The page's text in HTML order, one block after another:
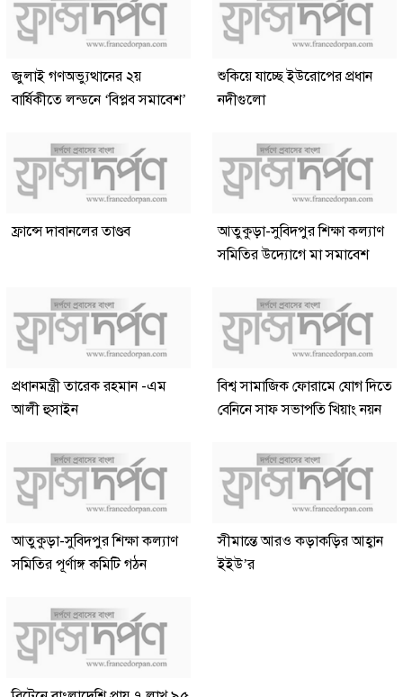
জুলাই গণঅভ্যুত্থানের ২য়
বার্ষিকীতে লন্ডনে ‘বিপ্লব সমাবেশ’
শুকিয়ে যাচ্ছে ইউরোপের প্রধান
নদীগুলো
ফ্রান্সে দাবানলের তাণ্ডব
আতুকুড়া-সুবিদপুর শিক্ষা কল্যাণ
সমিতির উদ্যোগে মা সমাবেশ
প্রধানমন্ত্রী তারেক রহমান -এম
আলী হুসাইন
বিশ্ব সামাজিক ফোরামে যোগ দিতে
বেনিনে সাফ সভাপতি খিয়াং নয়ন
আতুকুড়া-সুবিদপুর শিক্ষা কল্যাণ
সমিতির পূর্ণাঙ্গ কমিটি গঠন
সীমান্তে আরও কড়াকড়ির আহ্বান
ইইউ’র